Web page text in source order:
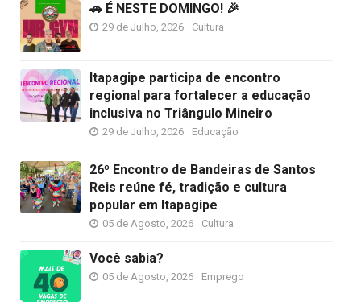
🚗 É NESTE DOMINGO! 🎉
29 de Julho, 2026 Cultura
Itapagipe participa de encontro
regional para fortalecer a educação
inclusiva no Triângulo Mineiro
29 de Julho, 2026 Educação
26º Encontro de Bandeiras de Santos
Reis reúne fé, tradição e cultura
popular em Itapagipe
05 de Agosto, 2026 Cultura
Você sabia?
05 de Agosto, 2026 Emprego